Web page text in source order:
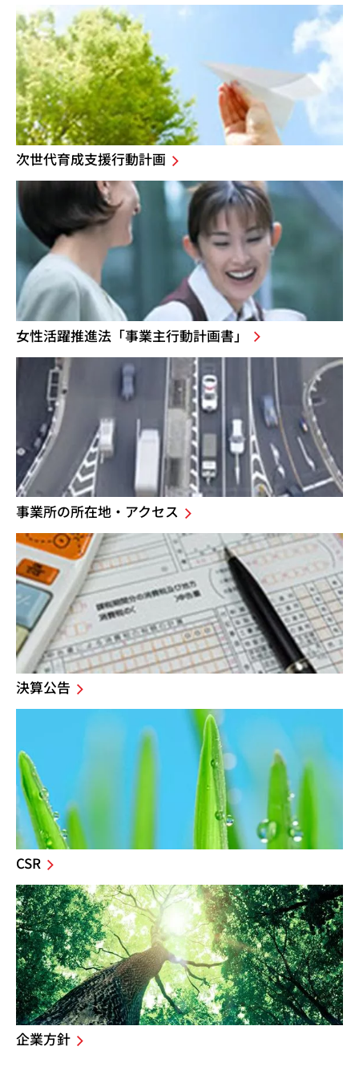
次世代育成支援行動計画
女性活躍推進法「事業主行動計画書」
事業所の所在地・アクセス
決算公告
CSR
企業方針